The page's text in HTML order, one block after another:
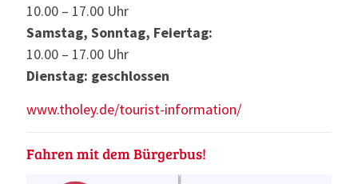
10.00 – 17.00 Uhr
Samstag, Sonntag, Feiertag:
10.00 – 17.00 Uhr
Dienstag: geschlossen
www.tholey.de/tourist-information/
Fahren mit dem Bürgerbus!